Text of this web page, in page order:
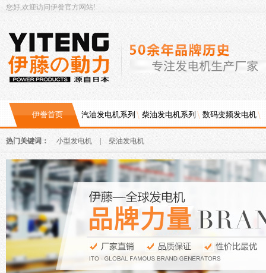
您好,欢迎访问伊誊官方网站!
伊誊首页 汽油发电机系列 柴油发电机系列 数码变频发电机
热门关键词： 小型发电机 柴油发电机